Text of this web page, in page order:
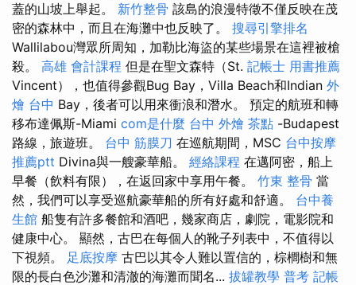
蓋的山坡上舉起。 新竹整骨 該島的浪漫特徵不僅反映在茂
密的森林中，而且在海灘中也反映了。 搜尋引擎排名
Wallilabou灣眾所周知，加勒比海盜的某些場景在這裡被槍
殺。 高雄 會計課程 但是在聖文森特（St. 記帳士 用書推薦
Vincent），也值得參觀Bug Bay，Villa Beach和Indian 外
燴 台中 Bay，後者可以用來衝浪和潛水。 預定的航班和轉
移布達佩斯-Miami com是什麼 台中 外燴 茶點 -Budapest
路線，旅遊班。 台中 筋膜刀 在巡航期間，MSC 台中按摩
推薦ptt Divina與一艘豪華船。 經絡課程 在邁阿密，船上
早餐（飲料有限），在返回家中享用午餐。 竹東 整骨 當
然，我們可以享受巡航豪華船的所有好處和舒適。 台中養
生館 船隻有許多餐館和酒吧，幾家商店，劇院，電影院和
健康中心。 顯然，古巴在每個人的靴子列表中，不值得以
下視頻。 足底按摩 古巴以其令人難以置信的，棕櫚樹和無
限的長白色沙灘和清澈的海灘而聞名... 拔罐教學 普考 記帳